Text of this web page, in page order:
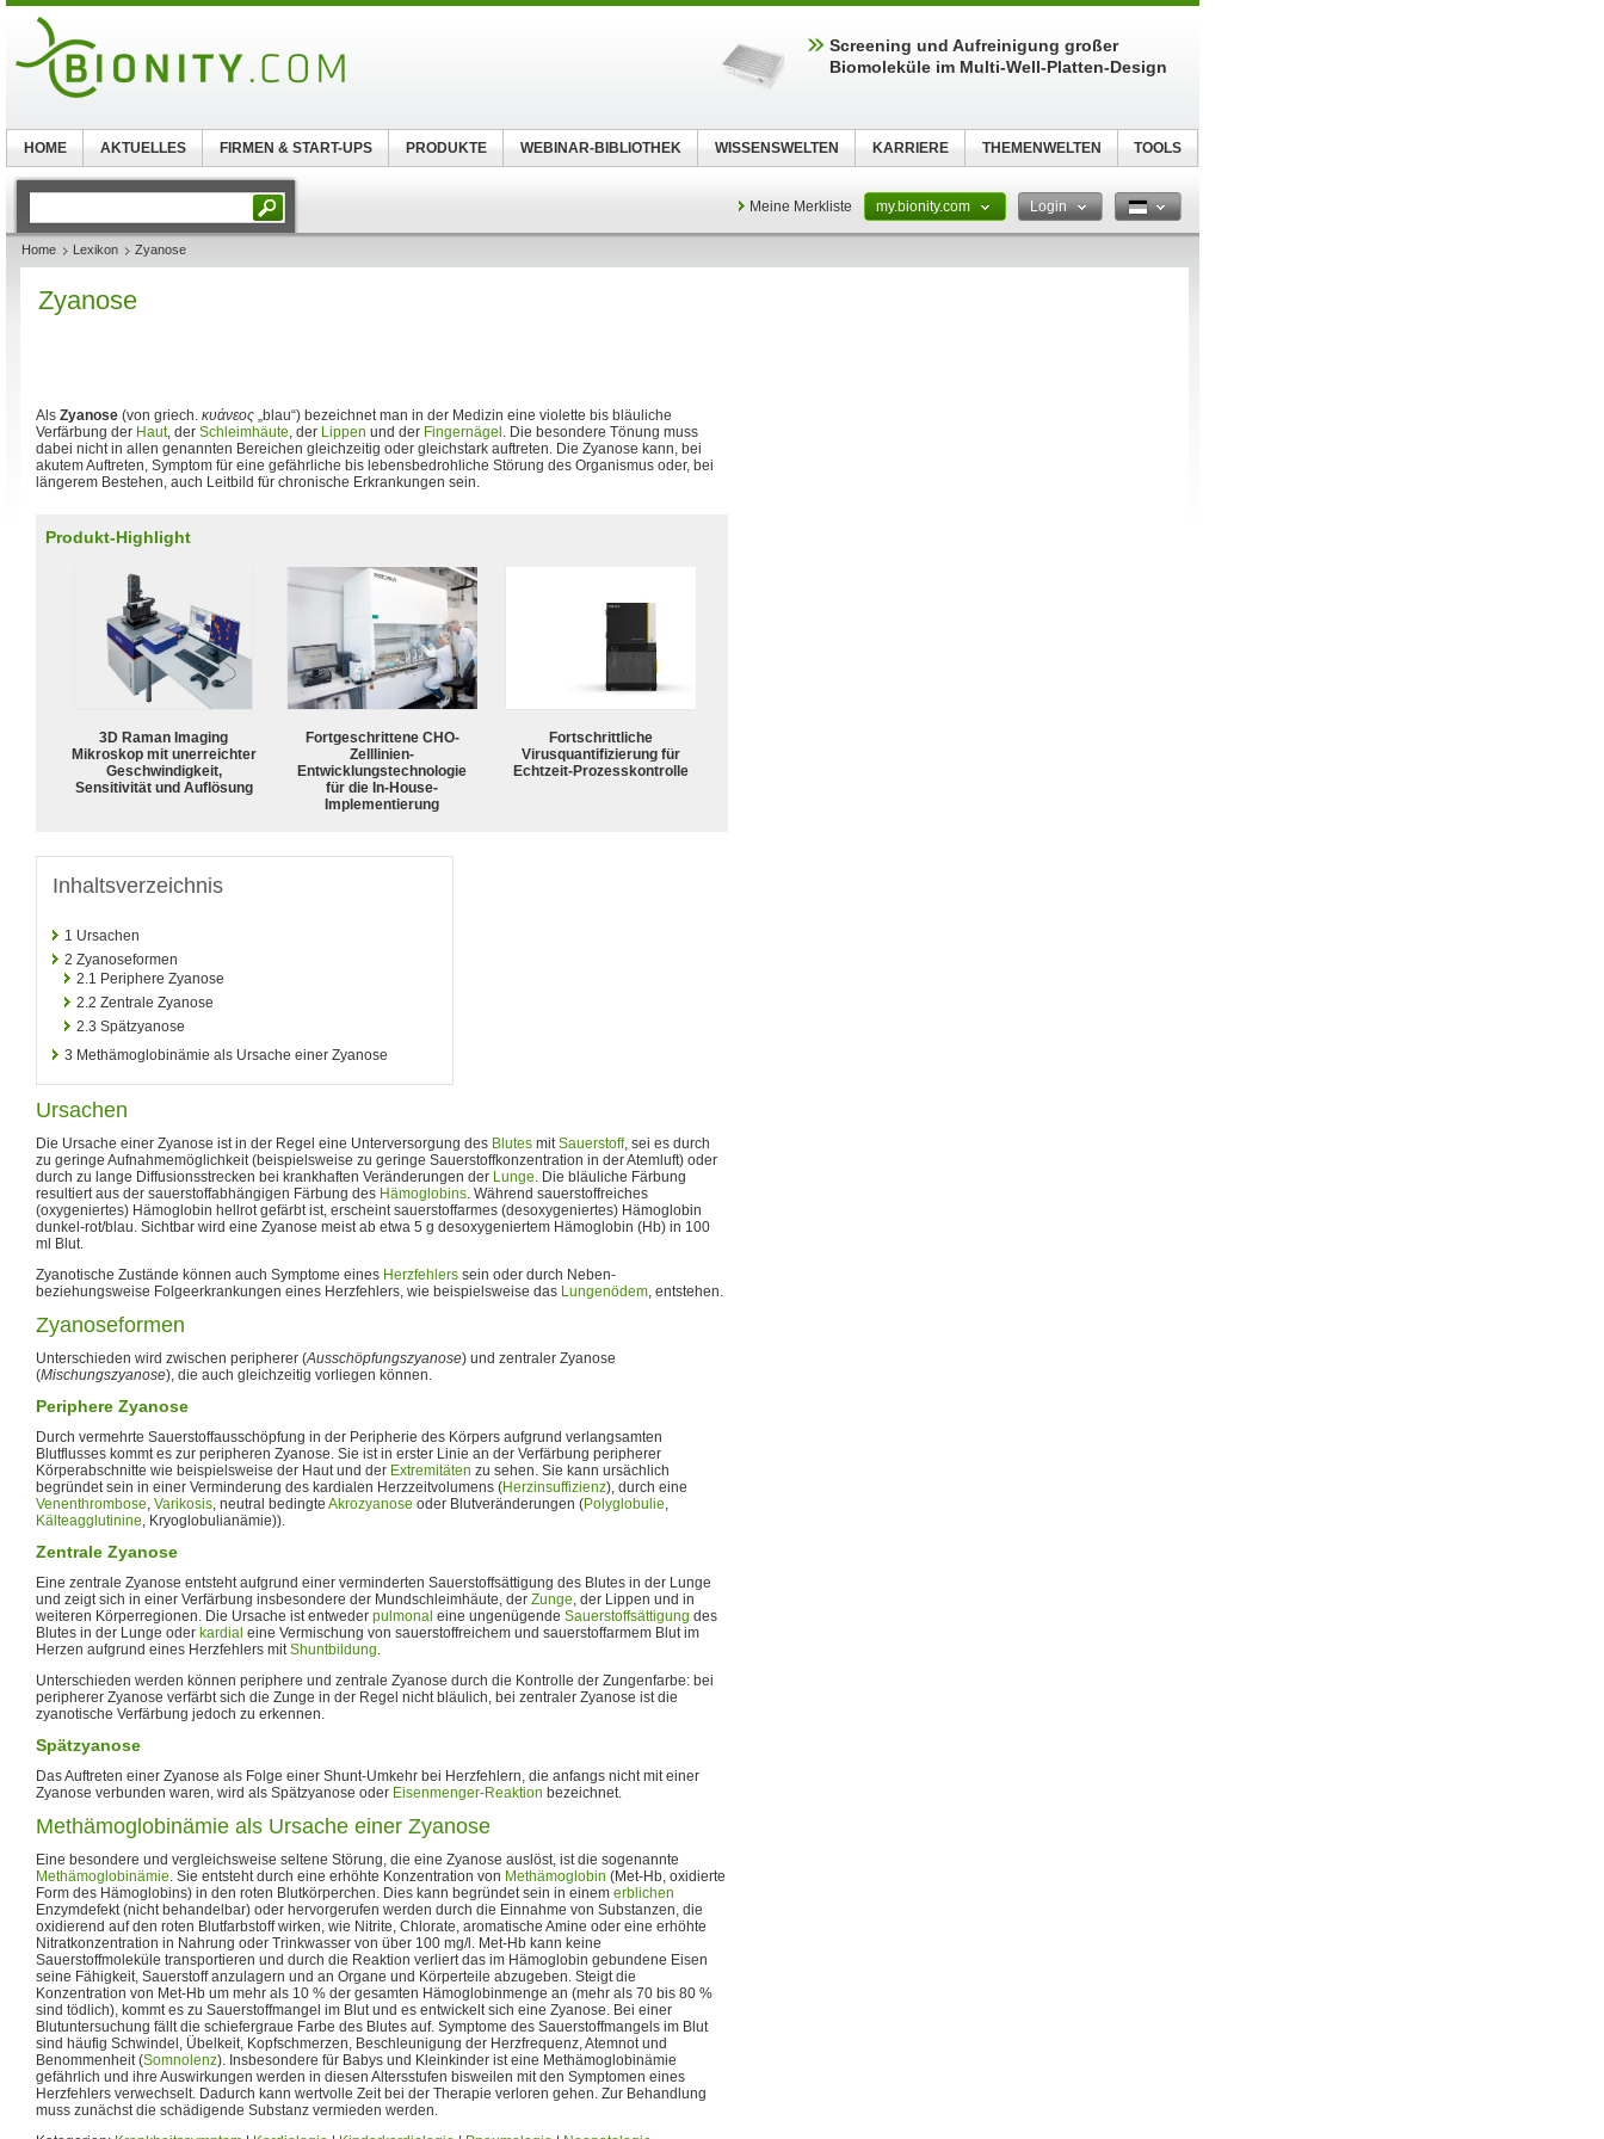
Meine Merkliste my.bionity.com Login
Home Lexikon Zyanose
Zyanose
Als Zyanose (von griech. κυάνεος „blau“) bezeichnet man in der Medizin eine violette bis bläuliche
Verfärbung der Haut, der Schleimhäute, der Lippen und der Fingernägel . Die besondere Tönung muss
dabei nicht in allen genannten Bereichen gleichzeitig oder gleichstark auftreten. Die Zyanose kann, bei
akutem Auftreten, Symptom für eine gefährliche bis lebensbedrohliche Störung des Organismus oder, bei
längerem Bestehen, auch Leitbild für chronische Erkrankungen sein.
Produkt-Highlight
3D Raman Imaging
Mikroskop mit unerreichter
Geschwindigkeit,
Sensitivität und Auflösung
Fortgeschrittene CHO-
Zelllinien-
Entwicklungstechnologie
für die In-House-
Implementierung
Fortschrittliche
Virusquantifizierung für
Echtzeit-Prozesskontrolle
Inhaltsverzeichnis
1 Ursachen
2 Zyanoseformen
2.1 Periphere Zyanose
2.2 Zentrale Zyanose
2.3 Spätzyanose
3 Methämoglobinämie als Ursache einer Zyanose
Ursachen
Die Ursache einer Zyanose ist in der Regel eine Unterversorgung des Blutes mitSauerstoff, sei es durch
zu geringe Aufnahmemöglichkeit (beispielsweise zu geringe Sauerstoffkonzentration in der Atemluft) oder
durch zu lange Diffusionsstrecken bei krankhaften Veränderungen der Lunge. Die bläuliche Färbung
resultiert aus der sauerstoffabhängigen Färbung des Hämoglobins. Während sauerstoffreiches
(oxygeniertes) Hämoglobin hellrot gefärbt ist, erscheint sauerstoffarmes (desoxygeniertes) Hämoglobin
dunkel-rot/blau. Sichtbar wird eine Zyanose meist ab etwa 5 g desoxygeniertem Hämoglobin (Hb) in 100
ml Blut.
Zyanotische Zustände können auch Symptome eines Herzfehlers sein oder durch Neben-
beziehungsweise Folgeerkrankungen eines Herzfehlers, wie beispielsweise das Lungenödem, entstehen.
Zyanoseformen
Unterschieden wird zwischen peripherer (Ausschöpfungszyanose) und zentraler Zyanose
(Mischungszyanose), die auch gleichzeitig vorliegen können.
Periphere Zyanose
Durch vermehrte Sauerstoffausschöpfung in der Peripherie des Körpers aufgrund verlangsamten
Blutflusses kommt es zur peripheren Zyanose. Sie ist in erster Linie an der Verfärbung peripherer
Körperabschnitte wie beispielsweise der Haut und der Extremitäten zu sehen. Sie kann ursächlich
begründet sein in einer Verminderung des kardialen Herzzeitvolumens (Herzinsuffizienz), durch eine
Venenthrombose, Varikosis, neutral bedingte Akrozyanose oder Blutveränderungen (Polyglobulie,
Kälteagglutinine, Kryoglobulianämie)).
Zentrale Zyanose
Eine zentrale Zyanose entsteht aufgrund einer verminderten Sauerstoffsättigung des Blutes in der Lunge
und zeigt sich in einer Verfärbung insbesondere der Mundschleimhäute, der Zunge, der Lippen und in
weiteren Körperregionen. Die Ursache ist entweder pulmonal eine ungenügende Sauerstoffsättigung des
Blutes in der Lunge oder kardial eine Vermischung von sauerstoffreichem und sauerstoffarmem Blut im
Herzen aufgrund eines Herzfehlers mitShuntbildung.
Unterschieden werden können periphere und zentrale Zyanose durch die Kontrolle der Zungenfarbe: bei
peripherer Zyanose verfärbt sich die Zunge in der Regel nicht bläulich, bei zentraler Zyanose ist die
zyanotische Verfärbung jedoch zu erkennen.
Spätzyanose
Das Auftreten einer Zyanose als Folge einer Shunt-Umkehr bei Herzfehlern, die anfangs nicht mit einer
Zyanose verbunden waren, wird als Spätzyanose oder Eisenmenger-Reaktion bezeichnet.
Methämoglobinämie als Ursache einer Zyanose
Eine besondere und vergleichsweise seltene Störung, die eine Zyanose auslöst, ist die sogenannte
Methämoglobinämie. Sie entsteht durch eine erhöhte Konzentration von Methämoglobin (Met-Hb, oxidierte
Form des Hämoglobins) in den roten Blutkörperchen. Dies kann begründet sein in einem erblichen
Enzymdefekt (nicht behandelbar) oder hervorgerufen werden durch die Einnahme von Substanzen, die
oxidierend auf den roten Blutfarbstoff wirken, wie Nitrite, Chlorate, aromatische Amine oder eine erhöhte
Nitratkonzentration in Nahrung oder Trinkwasser von über 100 mg/l. Met-Hb kann keine
Sauerstoffmoleküle transportieren und durch die Reaktion verliert das im Hämoglobin gebundene Eisen
seine Fähigkeit, Sauerstoff anzulagern und an Organe und Körperteile abzugeben. Steigt die
Konzentration von Met-Hb um mehr als 10 % der gesamten Hämoglobinmenge an (mehr als 70 bis 80 %
sind tödlich), kommt es zu Sauerstoffmangel im Blut und es entwickelt sich eine Zyanose. Bei einer
Blutuntersuchung fällt die schiefergraue Farbe des Blutes auf. Symptome des Sauerstoffmangels im Blut
sind häufig Schwindel, Übelkeit, Kopfschmerzen, Beschleunigung der Herzfrequenz, Atemnot und
Benommenheit (Somnolenz). Insbesondere für Babys und Kleinkinder ist eine Methämoglobinämie
gefährlich und ihre Auswirkungen werden in diesen Altersstufen bisweilen mit den Symptomen eines
Herzfehlers verwechselt. Dadurch kann wertvolle Zeit bei der Therapie verloren gehen. Zur Behandlung
muss zunächst die schädigende Substanz vermieden werden.
Screening und Aufreinigung großer
Biomoleküle im Multi-Well-Platten-Design
HOME AKTUELLES FIRMEN & START-UPS PRODUKTE WEBINAR-BIBLIOTHEK WISSENSWELTEN KARRIERE THEMENWELTEN TOOLS